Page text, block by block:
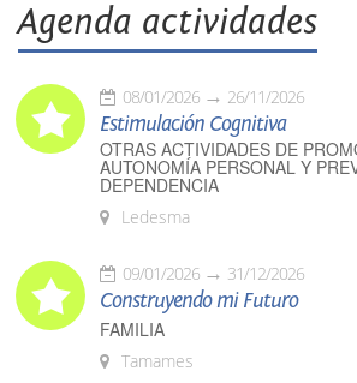
Agenda actividades
08/01/2026 26/11/2026
Estimulación Cognitiva
OTRAS ACTIVIDADES DE
AUTONOMÍA PERSONAL Y
DEPENDENCIA
Ledesma
09/01/2026 31/12/2026
Construyendo mi Futuro
FAMILIA
Tamames